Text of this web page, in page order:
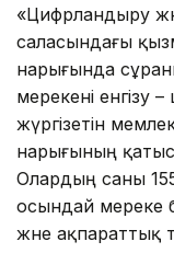
«Цифрландыру
саласындағы
нарығында
мерекені енгізу
жүргізетін
нарығының
Олардың саны
осындай мереке
және ақпараттық